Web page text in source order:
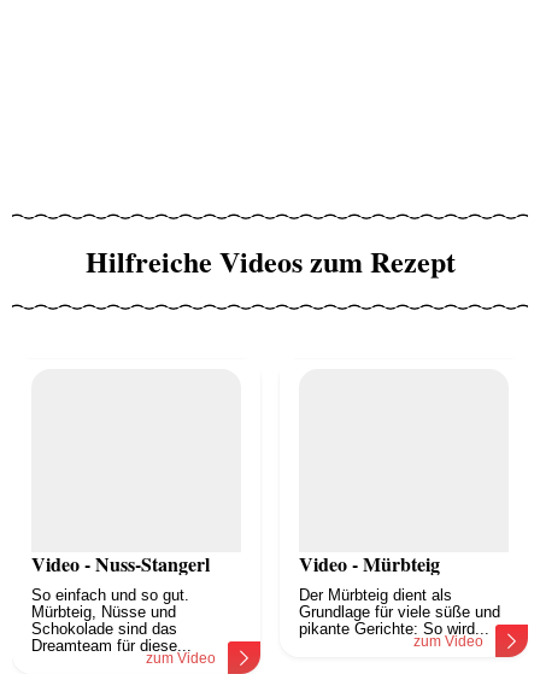
Hilfreiche Videos zum Rezept
Video - Nuss-Stangerl
So einfach und so gut.
Mürbteig, Nüsse und
Schokolade sind das
Dreamteam für diese...
zum Video
Video - Mürbteig
Der Mürbteig dient als
Grundlage für viele süße und
pikante Gerichte: So wird...
zum Video